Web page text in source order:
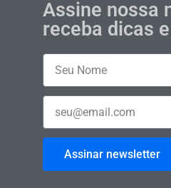
Assine nossa
receba dicas
Assinar newsletter